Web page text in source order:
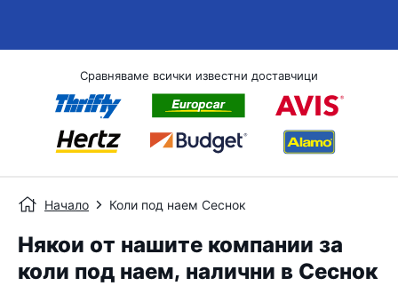
Сравняваме всички известни доставчици
Начало Коли под наем Сеснок
Някои от нашите компании за
коли под наем, налични в Сеснок